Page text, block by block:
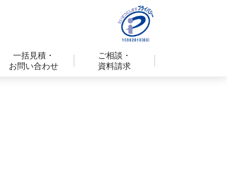
一括見積・
お問い合わせ
ご相談・
資料請求